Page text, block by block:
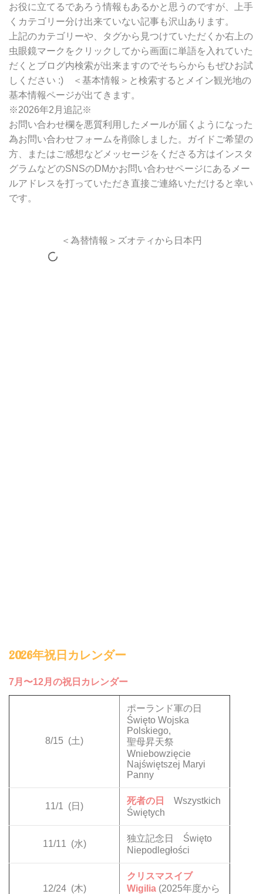
お役に立てるであろう情報もあるかと思うのですが、上手
くカテゴリー分け出来ていない記事も沢山あります。
上記のカテゴリーや、タグから見つけていただくか右上の
虫眼鏡マークをクリックしてから画面に単語を入れていた
だくとブログ内検索が出来ますのでそちらからもぜひお試
しください :) ＜基本情報＞と検索するとメイン観光地の
基本情報ページが出てきます。
※2026年2月追記※
お問い合わせ欄を悪質利用したメールが届くようになった
為お問い合わせフォームを削除しました。ガイドご希望の
方、またはご感想などメッセージをくださる方はインスタ
グラムなどのSNSのDMかお問い合わせページにあるメー
ルアドレスを打っていただき直接ご連絡いただけると幸い
です。
＜為替情報＞ズオティから日本円
2026年祝日カレンダー
7月〜12月の祝日カレンダー
8/15 (土)
ポーランド軍の日
Święto Wojska
Polskiego,
聖母昇天祭
Wniebowzięcie
Najświętszej Maryi
Panny
11/1 (日)
死者の日
Wszystkich
Świętych
11/11 (水)
独立記念日 Święto
Niepodległości
12/24 (木)
クリスマスイブ
Wigilia (2025年度から